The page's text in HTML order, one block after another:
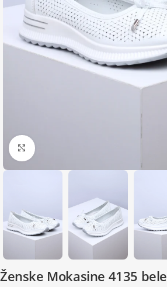
Zumiraj sliku
Ženske Mokasine 4135 bele